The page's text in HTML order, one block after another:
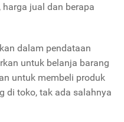
jual dan berapa
dalam pendataan
untuk belanja barang
untuk membeli produk
di toko, tak ada salahnya